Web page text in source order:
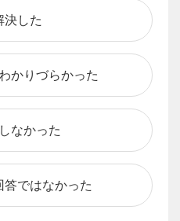
決した
かりづらかった
なかった
答ではなかった